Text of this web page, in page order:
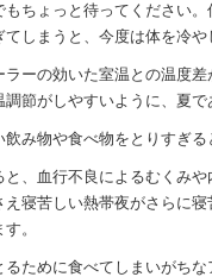
もちょっと待ってください
しまうと、今度は体を冷や
ラーの効いた室温との温度
調節がしやすいように、夏
飲み物や食べ物をとりすぎ
と、血行不良によるむくみ
え寝苦しい熱帯夜がさらに
。
るために食べてしまいがち